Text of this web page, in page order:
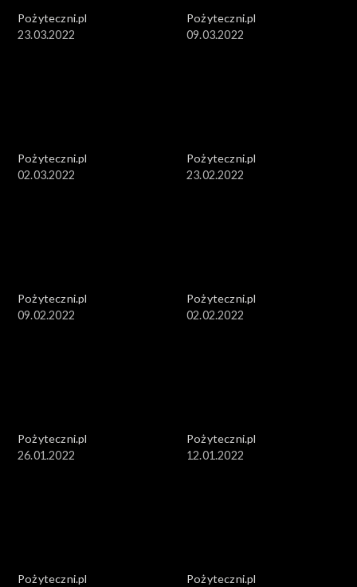
Pożyteczni.pl
23.03.2022
Pożyteczni.pl
09.03.2022
Pożyteczni.pl
02.03.2022
Pożyteczni.pl
23.02.2022
Pożyteczni.pl
09.02.2022
Pożyteczni.pl
02.02.2022
Pożyteczni.pl
26.01.2022
Pożyteczni.pl
12.01.2022
Pożyteczni.pl
Pożyteczni.pl